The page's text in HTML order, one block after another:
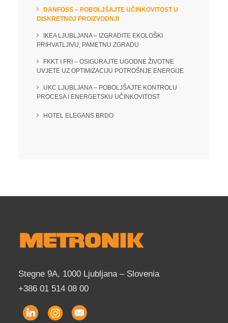
DANFOSS – POBOLJŠAJTE UČINKOVITOST U
DISKRETNOJ PROIZVODNJI
IKEA LJUBLJANA – IZGRADITE EKOLOŠKI
PRIHVATLJIVU, PAMETNU ZGRADU
FKKT I FRI – OSIGURAJTE UGODNE ŽIVOTNE
UVJETE UZ OPTIMIZACIJU POTROŠNJE ENERGIJE
UKC LJUBLJANA – POBOLJŠAJTE KONTROLU
PROCESA I ENERGETSKU UČINKOVITOST
HOTEL ELEGANS BRDO
Stegne 9A, 1000 Ljubljana – Slovenia
+386 01 514 08 00